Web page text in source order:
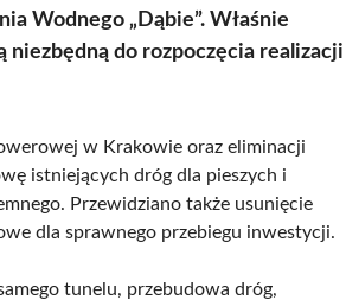
Wodnego „Dąbie”. Właśnie
do rozpoczęcia realizacji
w Krakowie oraz eliminacji
istniejących dróg dla pieszych i
Przewidziano także usunięcie
dla sprawnego przebiegu inwestycji.
tunelu, przebudowa dróg,